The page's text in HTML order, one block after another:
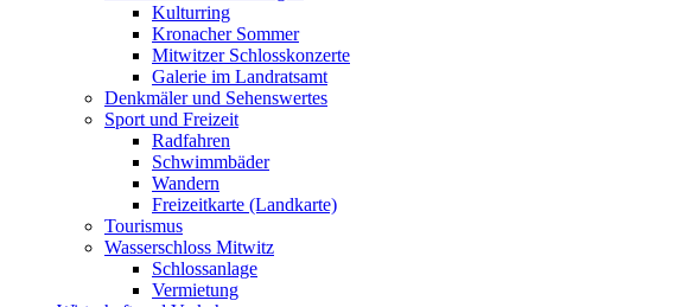
Kulturring
Kronacher Sommer
Mitwitzer Schlosskonzerte
Galerie im Landratsamt
Denkmäler und Sehenswertes
Sport und Freizeit
Radfahren
Schwimmbäder
Wandern
Freizeitkarte (Landkarte)
Tourismus
Wasserschloss Mitwitz
Schlossanlage
Vermietung